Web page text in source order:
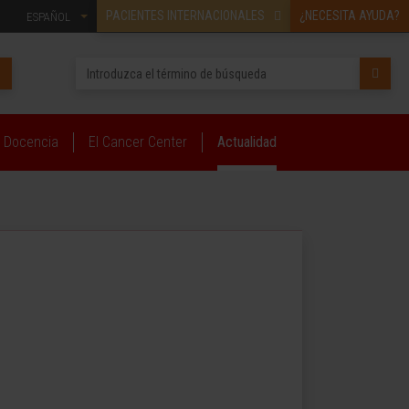
PACIENTES INTERNACIONALES ¿NECESITA AYUDA?
ESPAÑOL
Docencia El Cancer Center Actualidad